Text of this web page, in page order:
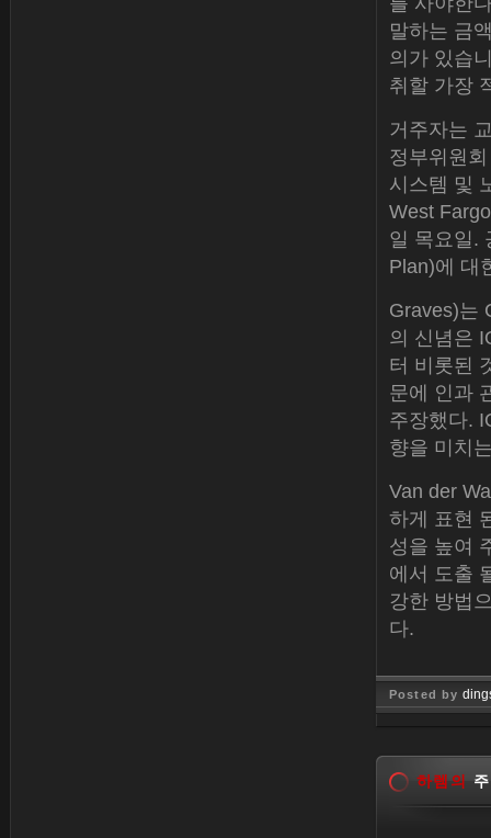
말하는 금
의가 있습
취할 가장
거주자는
정부위원
시스템 및
West
일 목요일.
Plan)에 대
Graves)는
의 신념은
터 비롯된
문에 인과
주장했다.
향을 미치
Van der
하게 표현
성을 높여
에서 도출
강한 방법
다.
Posted by
하렘의